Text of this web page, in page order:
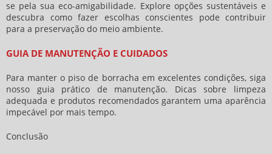
se pela sua eco-amigabilidade. Explore opções sustentáveis e
descubra como fazer escolhas conscientes pode contribuir
para a preservação do meio ambiente.
GUIA DE MANUTENÇÃO E CUIDADOS
Para manter o piso de borracha em excelentes condições, siga
nosso guia prático de manutenção. Dicas sobre limpeza
adequada e produtos recomendados garantem uma aparência
impecável por mais tempo.
Conclusão